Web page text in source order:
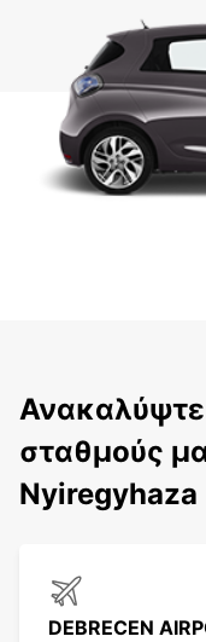
Ανακαλύψτε
σταθμούς
Nyiregyhaza
DEBRECEN